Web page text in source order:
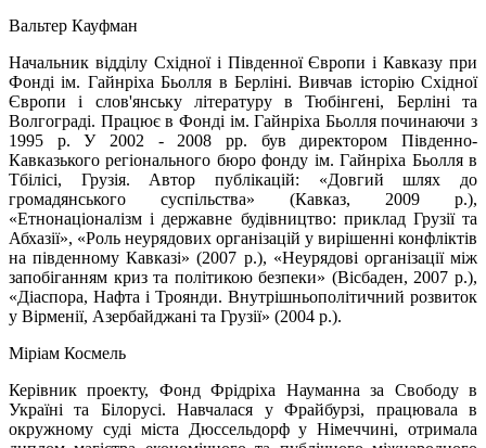
Вальтер Кауфман
Начальник відділу Східної і Південної Європи і Кавказу при
Фонді ім. Гайнріха Бьолля в Берліні. Вивчав історію Східної
Європи і слов'янськy літературy в Тюбінгені, Берліні та
Волгограді. Працює в Фонді ім. Гайнріха Бьолля починаючи з
1995 р. У 2002 - 2008 рр. був директором Південно-
Кавказького регіонального бюро фонду ім. Гайнріха Бьолля в
Тбілісі, Грузія. Автор публікацій: «Довгий шлях до
громадянського суспільства» (Кавказ, 2009 р.),
«Етнонаціоналізм і державне будівництво: приклад Грузії та
Абхазії», «Роль неурядових організацій у вирішенні конфліктів
на південному Кавказі» (2007 р.), «Неурядові організації між
запобіганням криз та політикою безпеки» (Вісбаден, 2007 р.),
«Діаспора, Нафта і Троянди. Внутрішньополітичний розвиток
у Вірменії, Азербайджані та Грузії» (2004 р.).
Міріам Космель
Керівник проекту, Фонд Фрідріха Науманна за Свободу в
Україні та Білорусі. Навчалася у Фрайбурзі, працювала в
окружному суді міста Дюссельдорф у Німеччині, отримала